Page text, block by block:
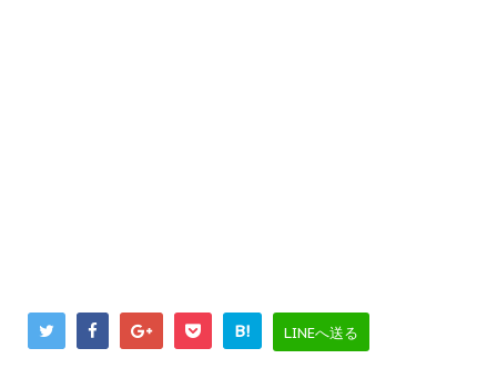
B! LINEへ送る